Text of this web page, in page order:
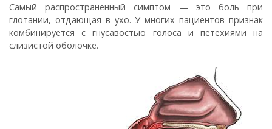
Самый распространенный симптом — это боль при
глотании, отдающая в ухо. У многих пациентов признак
комбинируется с гнусавостью голоса и петехиями на
слизистой оболочке.